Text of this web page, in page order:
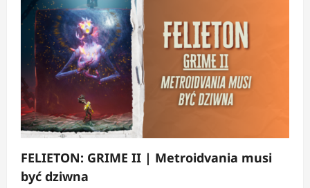
FELIETON: GRIME II | Metroidvania musi
być dziwna